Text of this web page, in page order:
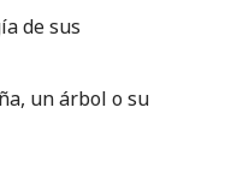
de sus
un árbol o su